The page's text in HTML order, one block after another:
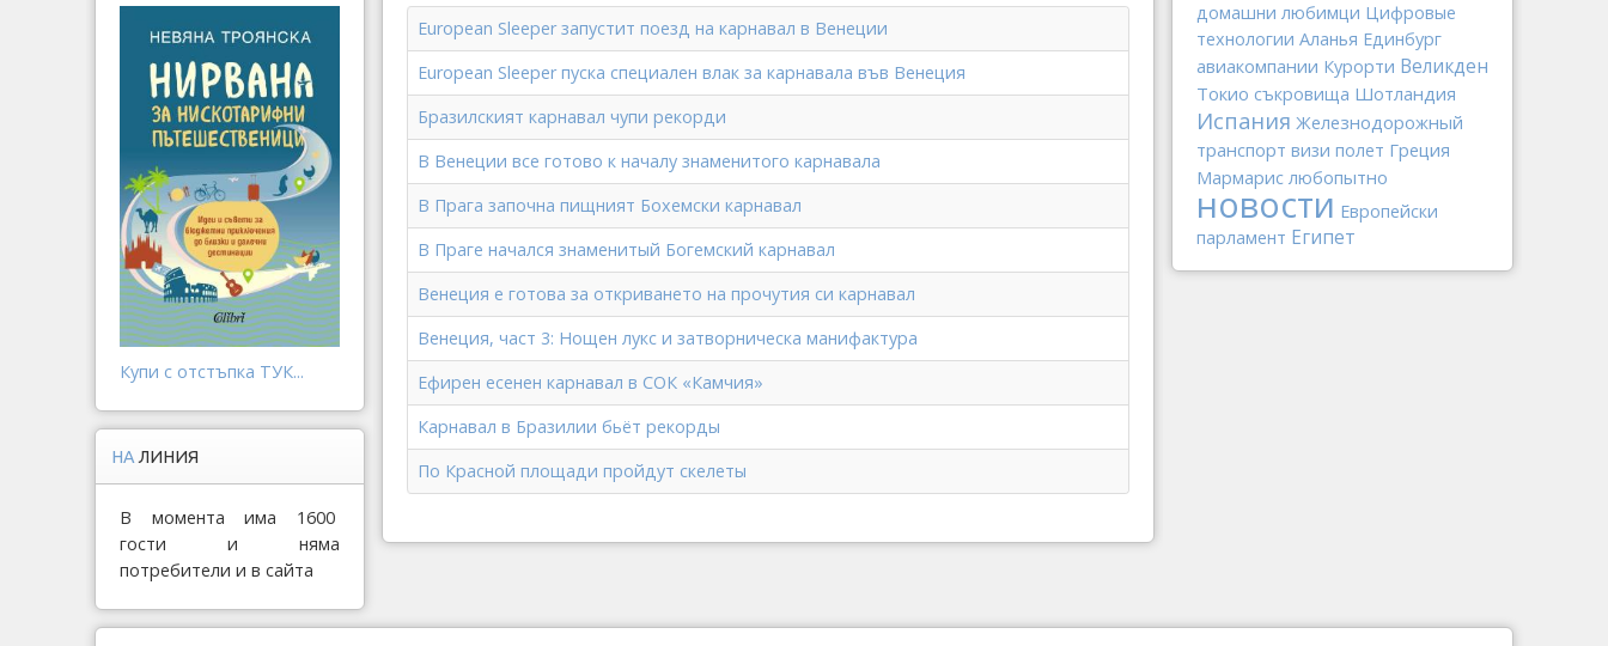
European Sleeper запустит поезд на карнавал в Венеции
European Sleeper пуска специален влак за карнавала във Венеция
Бразилският карнавал чупи рекорди
В Венеции все готово к началу знаменитого карнавала
В Прага започна пищният Бохемски карнавал
В Праге начался знаменитый Богемский карнавал
Венеция е готова за откриването на прочутия си карнавал
Венеция, част 3: Нощен лукс и затворническа манифактура
Ефирен есенен карнавал в СОК «Камчия»
Карнавал в Бразилии бьёт рекорды
По Красной площади пройдут скелеты
Купи с отстъпка ТУК...
НА ЛИНИЯ
В момента има 1600
гости и няма
потребители и в сайта
домашни любимци Цифровые
технологии Аланья Единбург
авиакомпании Курорти Великден
Токио съкровища Шотландия
Испания Железнодорожный
транспорт визи полет Греция
Мармарис любопытно
новости Европейски
парламент Египет